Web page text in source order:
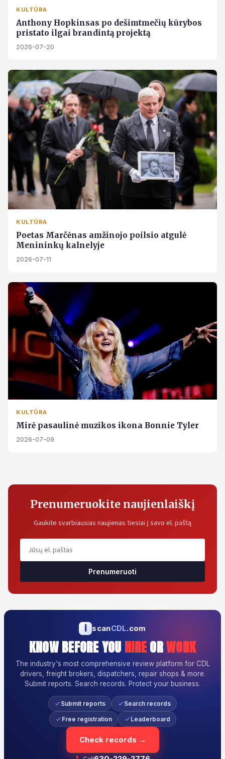
KULTŪRA
Anthony Hopkinsas po dešimtmečių kūrybos
pristato ilgai brandintą projektą
2026-07-20
KULTŪRA
Poetas Marčėnas amžinojo poilsio atgulė
Menininkų kalnelyje
2026-07-11
KULTŪRA
Mirė pasaulinė muzikos ikona Bonnie Tyler
2026-07-09
Prenumeruokite naujienlaiškį
Gaukite svarbiausias naujienas tiesiai į savo el. paštą
Prenumeruoti
i scanCDL.com
KNOW BEFORE YOU HIREORWORK
The industry's most comprehensive review platform for CDL
drivers, freight brokers, dispatchers, repair shops & more.
Submit reports. Search records. Protect your business.
Submit reports Search records
Free registration Leaderboard
Check records →